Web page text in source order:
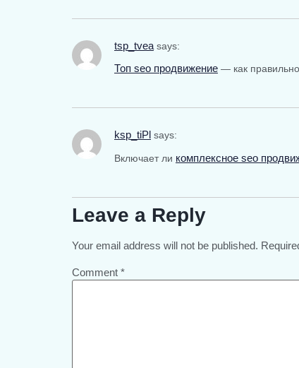
tsp_tvea says:
Топ seo продвижение — как
ksp_tiPl says:
Включает ли комплексное seo
Leave a Reply
Your email address will not be published.
Comment *